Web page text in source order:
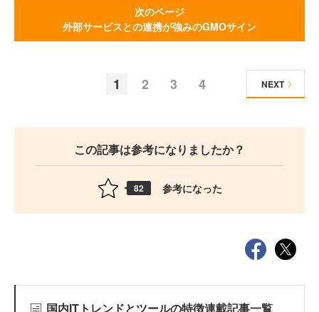
次のページ
外部サービスとの連携が強みのGMOサイン
1 2 3 4 NEXT
この記事は参考になりましたか？
82 参考になった
国内ITトレンドとツールの特徴連載記事一覧